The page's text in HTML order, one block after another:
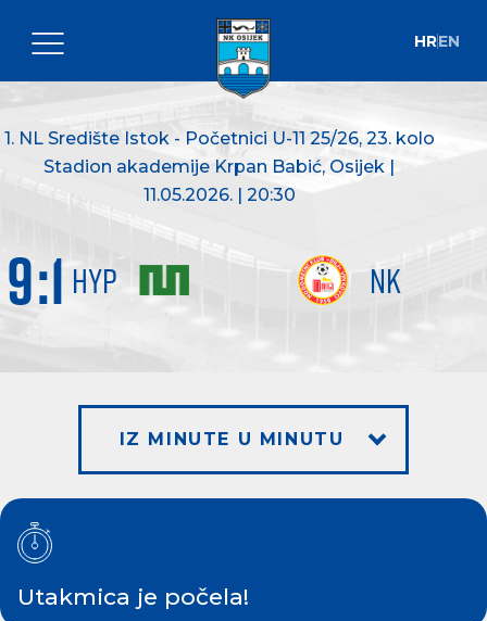
HREN
1. NL Središte Istok - Početnici U-11 25/26, 23. kolo
Stadion akademije Krpan Babić, Osijek |
11.05.2026. | 20:30
HYP NK
9:1
IZ MINUTE U MINUTU
Utakmica je počela!